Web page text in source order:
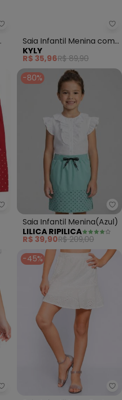
Gloss - Saia em Tecido Juvenil
Saia Infantil Menina com
Tule (Preto)
KYLY
R$ 35,96R$ 89,90
Lilica Ripilica - Saia Infantil
-80%
Saia Infantil Menina(Azul)
LILICA RIPILICA
R$ 39,90R$ 209,00
Gloss - Saia Juvenil em Laise
-45%